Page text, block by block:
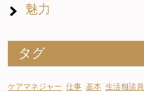
魅力
タグ
ケアマネジャー 仕事 基本 生活相談員